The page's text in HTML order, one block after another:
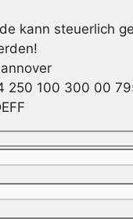
kann steuerlich
250 100 300 00